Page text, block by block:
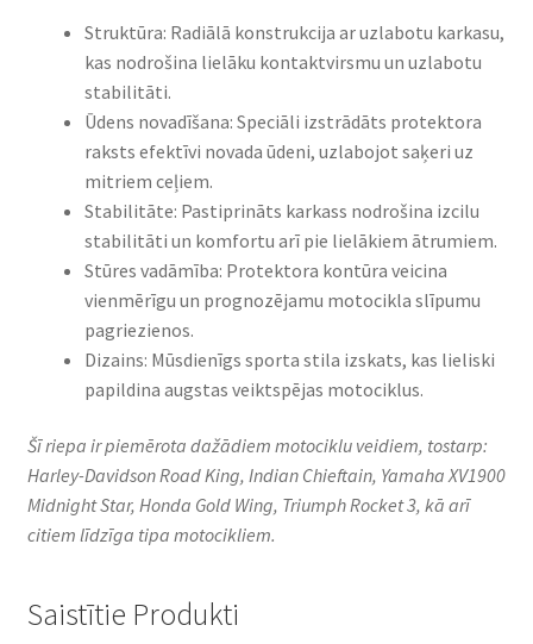
Struktūra: Radiālā konstrukcija ar uzlabotu karkasu,
kas nodrošina lielāku kontaktvirsmu un uzlabotu
stabilitāti.​
Ūdens novadīšana: Speciāli izstrādāts protektora
raksts efektīvi novada ūdeni, uzlabojot saķeri uz
mitriem ceļiem.​
Stabilitāte: Pastiprināts karkass nodrošina izcilu
stabilitāti un komfortu arī pie lielākiem ātrumiem.​
Stūres vadāmība: Protektora kontūra veicina
vienmērīgu un prognozējamu motocikla slīpumu
pagriezienos.​
Dizains: Mūsdienīgs sporta stila izskats, kas lieliski
papildina augstas veiktspējas motociklus.​
Šī riepa ir piemērota dažādiem motociklu veidiem, tostarp:
Harley-Davidson Road King, Indian Chieftain, Yamaha XV1900
Midnight Star, Honda Gold Wing, Triumph Rocket 3, kā arī
citiem līdzīga tipa motocikliem.
Saistītie Produkti